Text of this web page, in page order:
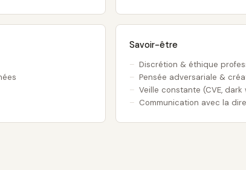
Savoir-être
Discrétion & éthique
Pensée adversariale &
Veille constante (CVE, dark
Communication avec la